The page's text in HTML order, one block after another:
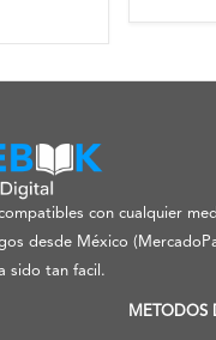
con cualquier
desde México
sido tan facil.
METODOS